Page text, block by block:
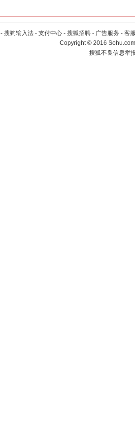
- 搜狗输入法 - 支付中心 - 搜狐招聘 - 广告服务 - 客
Copyright©2016
搜狐不良信息举